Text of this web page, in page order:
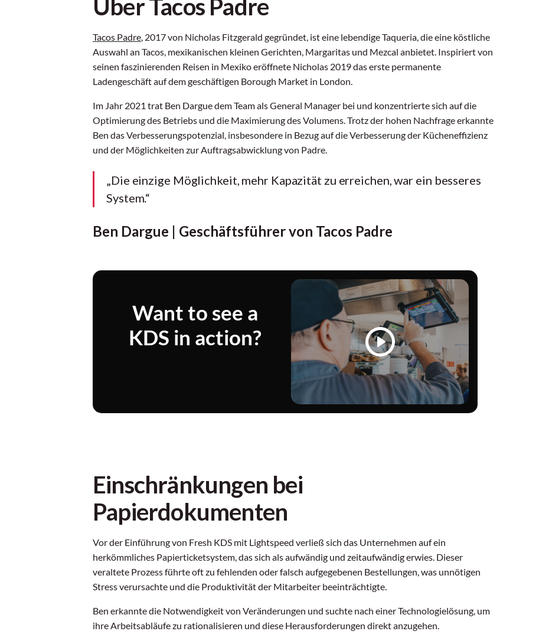
Über Tacos Padre
Tacos Padre , 2017 von Nicholas Fitzgerald gegründet, ist eine lebendige Taqueria, die eine köstliche
Auswahl an Tacos, mexikanischen kleinen Gerichten, Margaritas und Mezcal anbietet. Inspiriert von
seinen faszinierenden Reisen in Mexiko eröffnete Nicholas 2019 das erste permanente
Ladengeschäft auf dem geschäftigen Borough Market in London.
Im Jahr 2021 trat Ben Dargue dem Team als General Manager bei und konzentrierte sich auf die
Optimierung des Betriebs und die Maximierung des Volumens. Trotz der hohen Nachfrage erkannte
Ben das Verbesserungspotenzial, insbesondere in Bezug auf die Verbesserung der Kücheneffizienz
und der Möglichkeiten zur Auftragsabwicklung von Padre.
„Die einzige Möglichkeit, mehr Kapazität zu erreichen, war ein besseres
System.“
Ben Dargue | Geschäftsführer von Tacos Padre
Want to see a
KDS in action?
Einschränkungen bei
Papierdokumenten
Vor der Einführung von Fresh KDS mit Lightspeed verließ sich das Unternehmen auf ein
herkömmliches Papierticketsystem, das sich als aufwändig und zeitaufwändig erwies. Dieser
veraltete Prozess führte oft zu fehlenden oder falsch aufgegebenen Bestellungen, was unnötigen
Stress verursachte und die Produktivität der Mitarbeiter beeinträchtigte.
Ben erkannte die Notwendigkeit von Veränderungen und suchte nach einer Technologielösung, um
ihre Arbeitsabläufe zu rationalisieren und diese Herausforderungen direkt anzugehen.